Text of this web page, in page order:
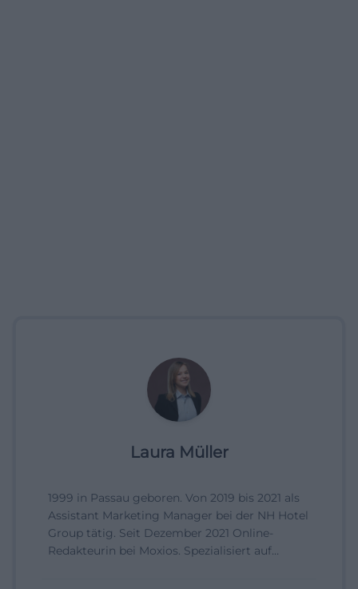
Laura Müller
1999 in Passau geboren. Von 2019 bis 2021 als
Assistant Marketing Manager bei der NH Hotel
Group tätig. Seit Dezember 2021 Online-
Redakteurin bei Moxios. Spezialisiert auf